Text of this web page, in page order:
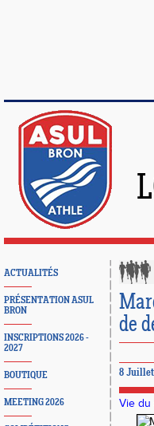
ACTUALITÉS
PRÉSENTATION ASUL
BRON
INSCRIPTIONS 2026 -
2027
BOUTIQUE
MEETING 2026
de
8 Juillet
Vie du